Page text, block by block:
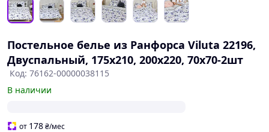
Постельное белье из Ранфорса Viluta 22196,
Двуспальный, 175х210, 200х220, 70х70-2шт
Код: 76162-00000038115
В наличии
от 178₴/мес